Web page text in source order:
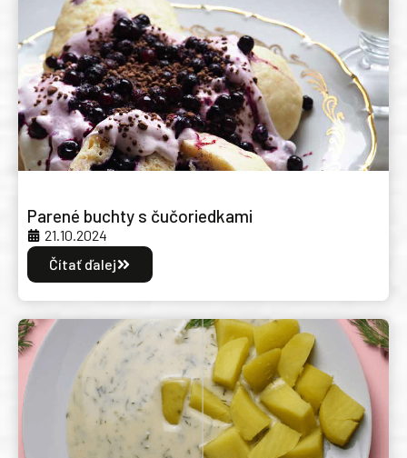
Parené buchty s čučoriedkami
21.10.2024
Čítať ďalej